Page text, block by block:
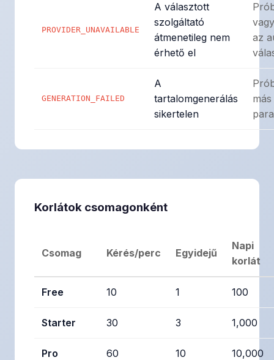
PROVIDER_UNAVAILABLE
A választott
szolgáltató
átmenetileg nem
érhető el
az
GENERATION_FAILED
A
tartalomgenerálás
sikertelen
más
Korlátok csomagonként
Csomag Kérés/perc Egyidejű
Napi
korlát
Free 10 1 100
Starter 30 3 1,000
Pro 60 10 10,000